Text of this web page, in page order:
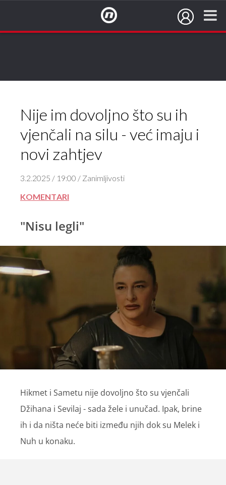
Nije im dovoljno što su ih
vjenčali na silu - već imaju i
novi zahtjev
3.2.2025 / 19:00 / Zanimljivosti
KOMENTARI
"Nisu legli"
Hikmet i Sametu nije dovoljno što su vjenčali
Džihana i Sevilaj - sada žele i unučad. Ipak, brine
ih i da ništa neće biti između njih dok su Melek i
Nuh u konaku.